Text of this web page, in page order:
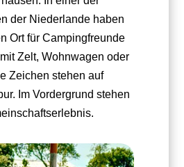
der Niederlande haben
Ort für Campingfreunde
Zelt, Wohnwagen oder
Zeichen stehen auf
Im Vordergrund stehen